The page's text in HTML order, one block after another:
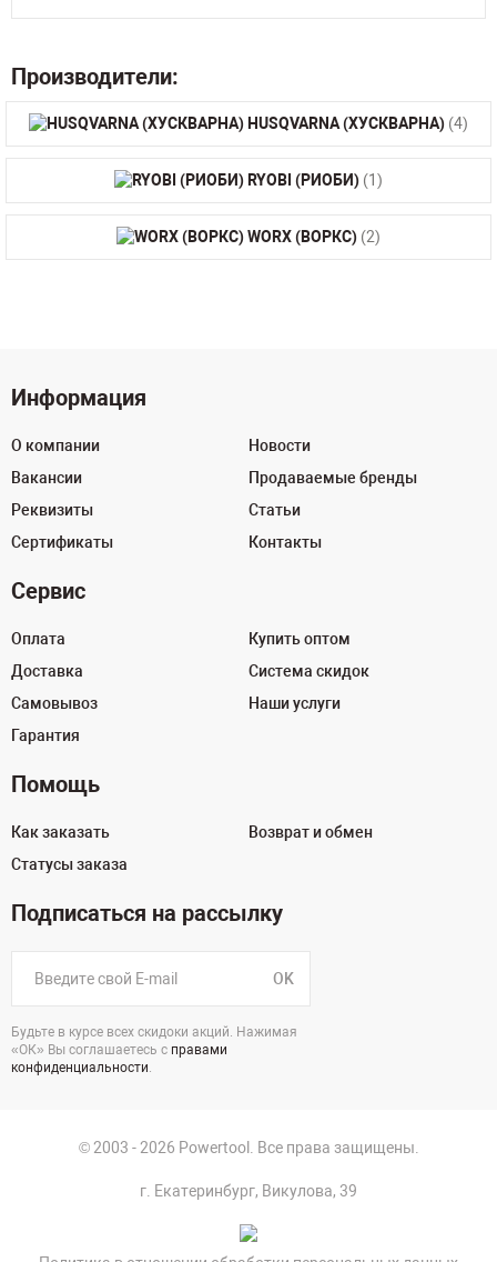
Производители:
HUSQVARNA (ХУСКВАРНА) (4)
RYOBI (РИОБИ) (1)
WORX (ВОРКС) (2)
Информация
О компании
Вакансии
Реквизиты
Сертификаты
Новости
Продаваемые бренды
Статьи
Контакты
Сервис
Оплата
Доставка
Самовывоз
Гарантия
Купить оптом
Система скидок
Наши услуги
Помощь
Как заказать
Статусы заказа
Возврат и обмен
Подписаться на рассылку
OK
Будьте в курсе всех скидоки акций. Нажимая
«ОК» Вы соглашаетесь с правами
конфиденциальности.
© 2003 - 2026 Powertool. Все права защищены.
г. Екатеринбург, Викулова, 39